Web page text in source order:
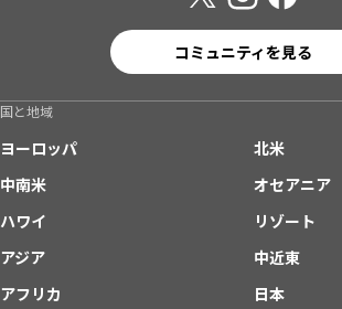
コミュニティを見る
国と地域
ヨーロッパ
北米
中南米
オセアニア
ハワイ
リゾート
アジア
中近東
アフリカ
日本